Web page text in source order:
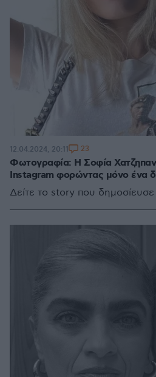
Φωτογραφία: Η Σοφία
Instagram φορώντας μόνο ένα
Δείτε το story που
12.04.2024, 20:11 23